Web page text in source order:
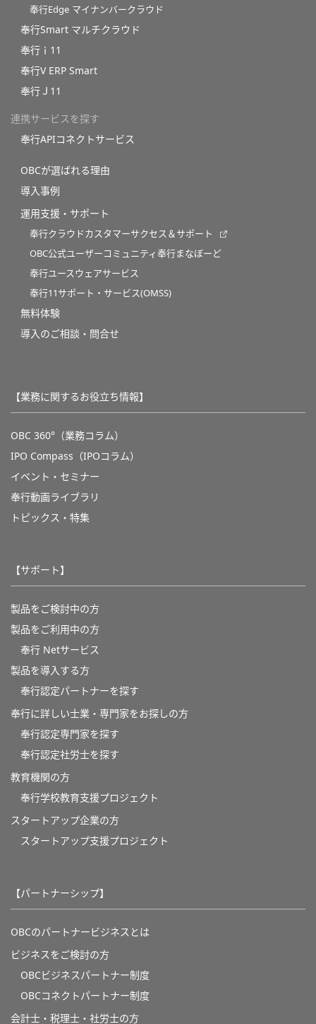
奉行Edge マイナンバークラウド
奉行Smart マルチクラウド
奉行ｉ11
奉行V ERP Smart
奉行Ｊ11
連携サービスを探す
奉行APIコネクトサービス
OBCが選ばれる理由
導入事例
運用支援・サポート
奉行クラウドカスタマーサクセス＆サポート
OBC公式ユーザーコミュニティ奉行まなぼーど
奉行ユースウェアサービス
奉行11サポート・サービス(OMSS)
無料体験
導入のご相談・問合せ
【業務に関するお役立ち情報】
OBC 360°（業務コラム）
IPO Compass（IPOコラム）
イベント・セミナー
奉行動画ライブラリ
トピックス・特集
【サポート】
製品をご検討中の方
製品をご利用中の方
奉行 Netサービス
製品を導入する方
奉行認定パートナーを探す
奉行に詳しい士業・専門家をお探しの方
奉行認定専門家を探す
奉行認定社労士を探す
教育機関の方
奉⾏学校教育⽀援プロジェクト
スタートアップ企業の方
スタートアップ支援プロジェクト
【パートナーシップ】
OBCのパートナービジネスとは
ビジネスをご検討の方
OBCビジネスパートナー制度
OBCコネクトパートナー制度
会計士・税理士・社労士の方